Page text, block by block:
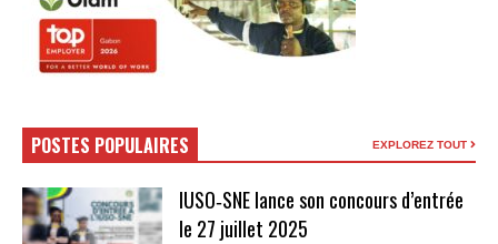
POSTES POPULAIRES EXPLOREZ TOUT
IUSO‑SNE lance son concours d’entrée
le 27 juillet 2025